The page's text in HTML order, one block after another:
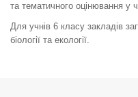
та тематичного оцінювання у
Для учнів 6 класу закладів
біології та екології.